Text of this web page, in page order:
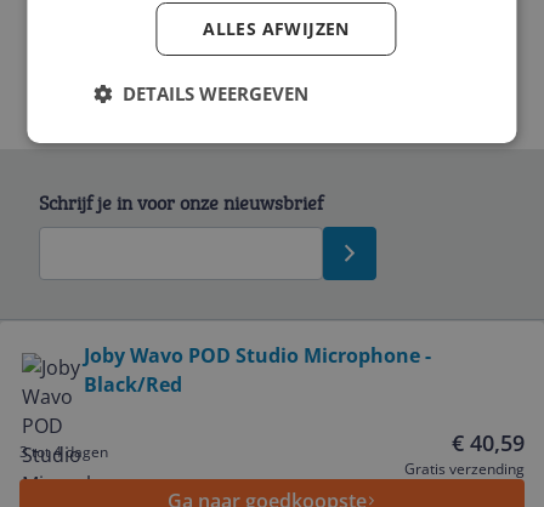
Joby Wavo POD Studio Microphone -
Black/Red
3 tot 4 dagen € 40,59
Gratis verzending
Ga naar goedkoopste
Schrijf je in voor onze nieuwsbrief
Service
Algemeen
ALLES AFWIJZEN
DETAILS WEERGEVEN